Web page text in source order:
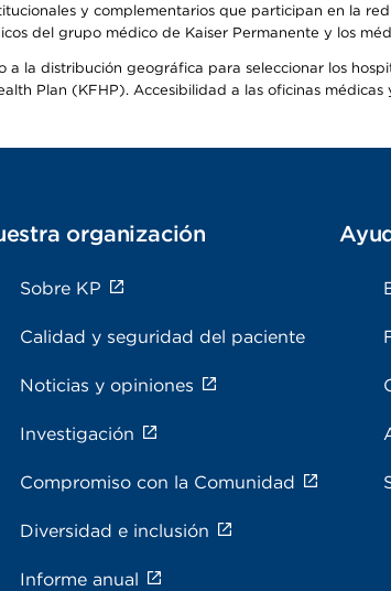
y complementarios que participan en la
del grupo médico de Kaiser Permanente y los
a la distribución geográfica para seleccionar los
Plan (KFHP). Accesibilidad a las oficinas
organización
Sobre KP
Calidad y seguridad del paciente
Noticias y opiniones
Investigación
Compromiso con la Comunidad
Diversidad e inclusión
Informe anual